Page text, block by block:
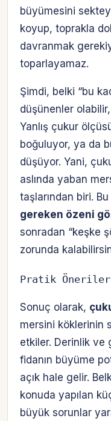
büyümesini
koyup, toprakla
davranmak
toparlayamaz.
Şimdi, belki “bu
düşünenler
Yanlış çukur
boğuluyor, ya da
düşüyor. Yani,
aslında yaban
taşlarından biri.
gereken özeni
sonradan “keşke
zorunda
Pratik
Sonuç olarak,
mersini köklerinin
etkiler. Derinlik ve
fidanın büyüme
açık hale gelir.
konuda yapılan
büyük sorunlar